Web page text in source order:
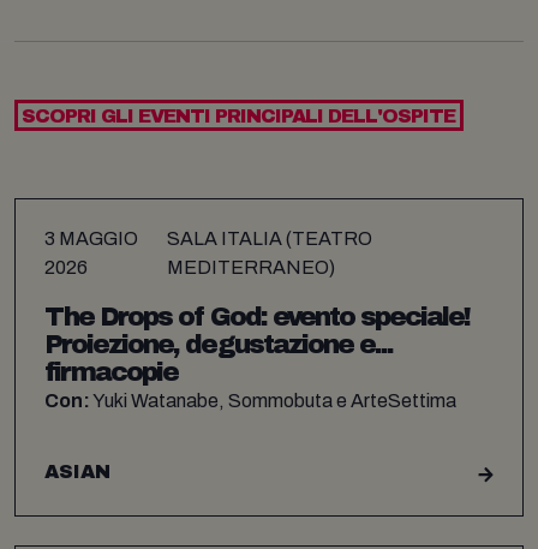
SCOPRI GLI EVENTI PRINCIPALI DELL'OSPITE
3 MAGGIO
2026
SALA ITALIA (TEATRO
MEDITERRANEO)
The Drops of God: evento speciale!
Proiezione, degustazione e...
firmacopie
Con:Yuki Watanabe, Sommobuta e ArteSettima
ASIAN